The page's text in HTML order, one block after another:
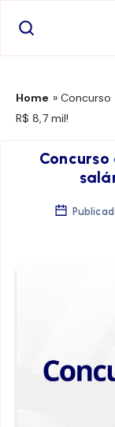
Home » Concurso
R$ 8,7 mil!
Concurso